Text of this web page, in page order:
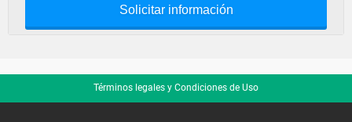
Solicitar información
Términos legales y Condiciones de Uso